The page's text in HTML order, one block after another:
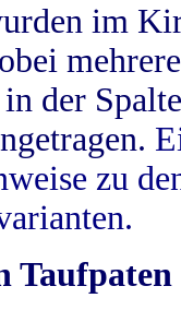
im
der
zu
Taufpaten